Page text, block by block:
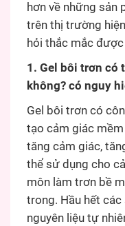
hơn về những sản
trên thị trường
hỏi thắc mắc
1. Gel bôi trơn có
không? có nguy
Gel bôi trơn có
tạo cảm giác
tăng cảm giác,
thể sử dụng cho
môn làm trơn bề
trong. Hầu hết
nguyên liệu tự